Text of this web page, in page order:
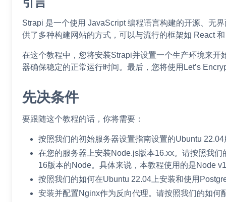
Strapi 是一个使用 JavaScript 编程语言构建的开源、无
供了多种构建网站的方式，可以与流行的框架如 React
在这个教程中，您将安装Strapi并设置一个生产环境来
器确保稳定的正常运行时间。最后，您将使用Let’s
先决条件
要跟随这个教程的话，你将需要：
按照我们的初始服务器设置指南设置的Ubuntu
在您的服务器上安装Node.js版本16.xx。请按照我
16版本的Node。具体来说，本教程使用的是Node
按照我们的如何在Ubuntu 22.04上安装和使用
安装并配置Nginx作为反向代理。请按照我们的如